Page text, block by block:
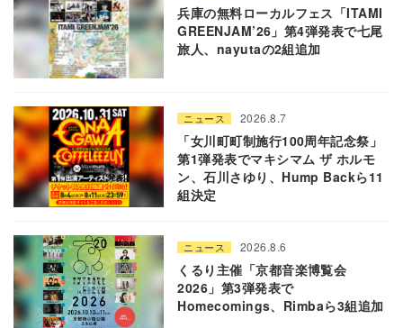
兵庫の無料ローカルフェス「ITAMI
GREENJAM’26」第4弾発表で七尾
旅人、nayutaの2組追加
ニュース 2026.8.7
「女川町町制施行100周年記念祭」
第1弾発表でマキシマム ザ ホルモ
ン、石川さゆり、Hump Backら11
組決定
ニュース 2026.8.6
くるり主催「京都音楽博覧会
2026」第3弾発表で
Homecomings、Rimbaら3組追加